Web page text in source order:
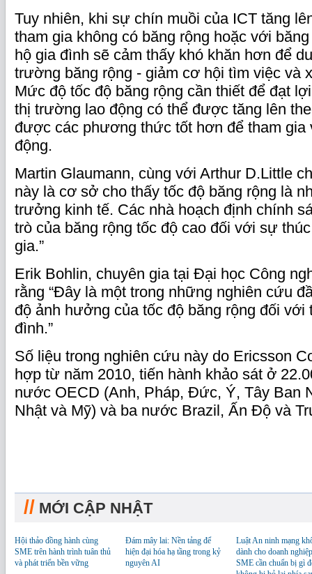
Tuy nhiên, khi sự chín muồi của ICT tăng
tham gia không có băng rộng hoặc với
hộ gia đình sẽ cảm thấy khó khăn hơn để
trường băng rộng - giảm cơ hội tìm việc và
Mức độ tốc độ băng rộng cần thiết để đạt
thị trường lao động có thể được tăng lên
được các phương thức tốt hơn để tham gia
động.
Martin Glaumann, cùng với Arthur D.Little
này là cơ sở cho thấy tốc độ băng rộng là
trưởng kinh tế. Các nhà hoạch định chính
trò của băng rộng tốc độ cao đối với sự
gia.”
Erik Bohlin, chuyên gia tại Đại học Công
rằng “Đây là một trong những nghiên cứu
độ ảnh hưởng của tốc độ băng rộng đối với
đình.”
Số liệu trong nghiên cứu này do Ericsson
hợp từ năm 2010, tiến hành khảo sát ở
nước OECD (Anh, Pháp, Đức, Ý, Tây Ban
Nhật và Mỹ) và ba nước Brazil, Ấn Độ và
// MỚI CẬP NHẬT
Hội thảo đồng hành cùng
SME trên hành trình tuân thủ
và phát triển bền vững
Đám mây lai: Nền tảng để
hiện đại hóa hạ tầng trong kỷ
nguyên AI
Luật An ninh mạng
dành cho doanh
SME cần chuẩn bị gì